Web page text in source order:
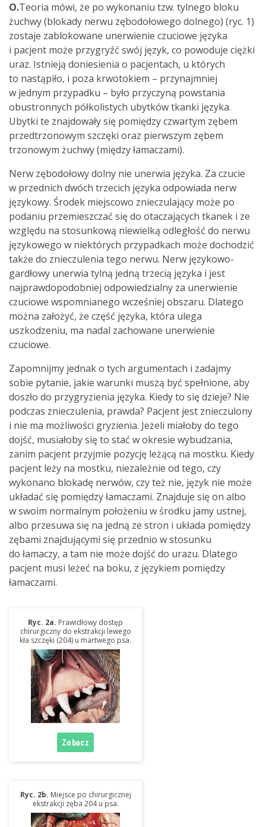
O.Teoria mówi, że po wykonaniu tzw. tylnego bloku
żuchwy (blokady nerwu zębodołowego dolnego) (ryc. 1)
zostaje zablokowane unerwienie czuciowe języka
i pacjent może przygryźć swój język, co powoduje ciężki
uraz. Istnieją doniesienia o pacjentach, u których
to nastąpiło, i poza krwotokiem – przynajmniej
w jednym przypadku – było przyczyną powstania
obustronnych półkolistych ubytków tkanki języka.
Ubytki te znajdowały się pomiędzy czwartym zębem
przedtrzonowym szczęki oraz pierwszym zębem
trzonowym żuchwy (między łamaczami).
Nerw zębodołowy dolny nie unerwia języka. Za czucie
w przednich dwóch trzecich języka odpowiada nerw
językowy. Środek miejscowo znieczulający może po
podaniu przemieszczać się do otaczających tkanek i ze
względu na stosunkową niewielką odległość do nerwu
językowego w niektórych przypadkach może dochodzić
także do znieczulenia tego nerwu. Nerw językowo-
gardłowy unerwia tylną jedną trzecią języka i jest
najprawdopodobniej odpowiedzialny za unerwienie
czuciowe wspomnianego wcześniej obszaru. Dlatego
można założyć, że część języka, która ulega
uszkodzeniu, ma nadal zachowane unerwienie
czuciowe.
Zapomnijmy jednak o tych argumentach i zadajmy
sobie pytanie, jakie warunki muszą być spełnione, aby
doszło do przygryzienia języka. Kiedy to się dzieje? Nie
podczas znieczulenia, prawda? Pacjent jest znieczulony
i nie ma możliwości gryzienia. Jeżeli miałoby do tego
dojść, musiałoby się to stać w okresie wybudzania,
zanim pacjent przyjmie pozycję leżącą na mostku. Kiedy
pacjent leży na mostku, niezależnie od tego, czy
wykonano blokadę nerwów, czy też nie, język nie może
układać się pomiędzy łamaczami. Znajduje się on albo
w swoim normalnym położeniu w środku jamy ustnej,
albo przesuwa się na jedną ze stron i układa pomiędzy
zębami znajdującymi się przednio w stosunku
do łamaczy, a tam nie może dojść do urazu. Dlatego
pacjent musi leżeć na boku, z językiem pomiędzy
łamaczami.
Ryc. 2a. Prawidłowy dostęp
chirurgiczny do ekstrakcji lewego
kła szczęki (204) u martwego psa.
Ryc. 2b. Miejsce po chirurgicznej
ekstrakcji zęba 204 u psa.